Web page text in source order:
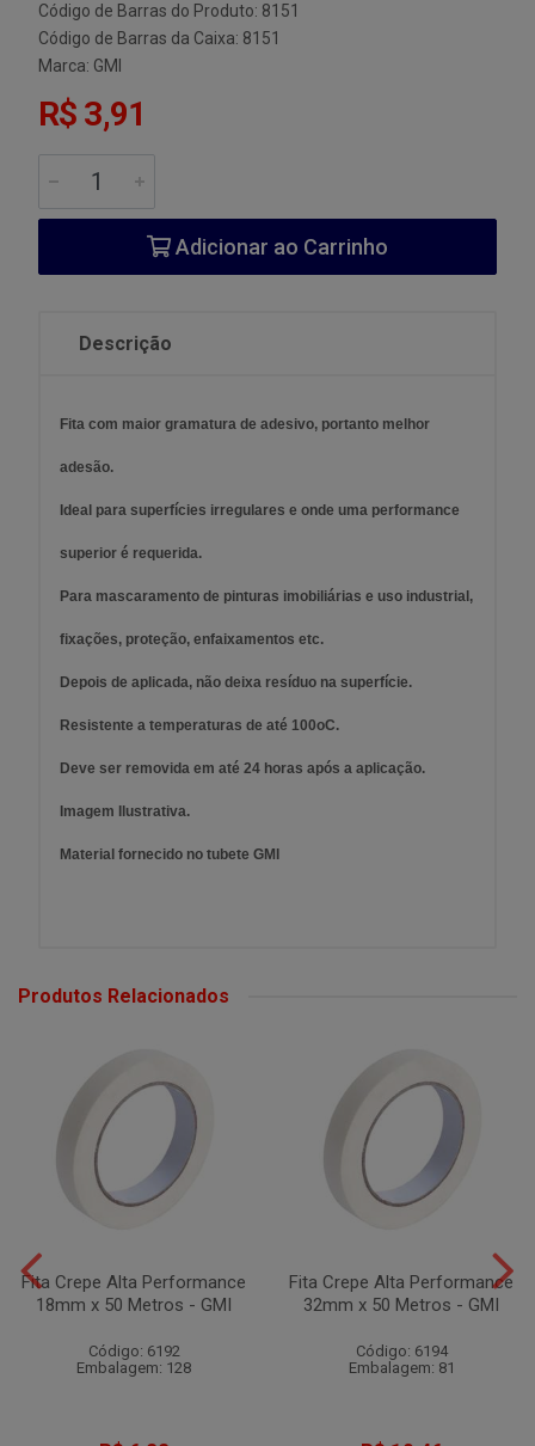
Código de Barras do Produto: 8151
Código de Barras da Caixa: 8151
Marca: GMI
R$ 3,91
Adicionar ao Carrinho
Descrição
Fita com maior gramatura de adesivo, portanto melhor
adesão.
Ideal para superfícies irregulares e onde uma performance
superior é requerida.
Para mascaramento de pinturas imobiliárias e uso industrial,
fixações, proteção, enfaixamentos etc.
Depois de aplicada, não deixa resíduo na superfície.
Resistente a temperaturas de até 100oC.
Deve ser removida em até 24 horas após a aplicação.
Imagem Ilustrativa.
Material fornecido no tubete GMI
Produtos Relacionados
Fita Crepe Alta Performance
18mm x 50 Metros - GMI
Código: 6192
Embalagem: 128
Fita Crepe Alta Performance
32mm x 50 Metros - GMI
Código: 6194
Embalagem: 81